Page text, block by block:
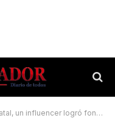
logró fondos para atletas